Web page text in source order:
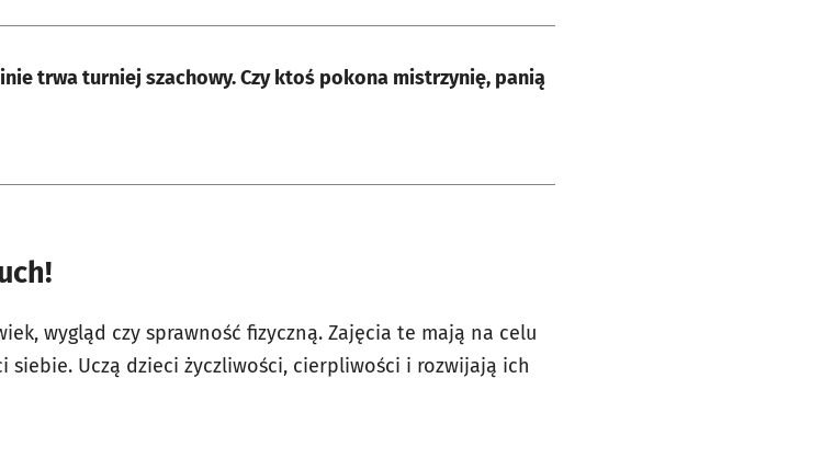
trwa turniej szachowy. Czy ktoś pokona mistrzynię, panią
wygląd czy sprawność fizyczną. Zajęcia te mają na celu
Uczą dzieci życzliwości, cierpliwości i rozwijają ich